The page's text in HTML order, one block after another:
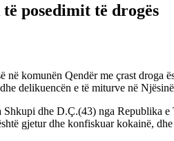
posedimit të drogës
komunën Qendër me çrast
delikuencën e të miturve në
dhe D.Ç.(43) nga Republika
gjetur dhe konfiskuar kokainë,